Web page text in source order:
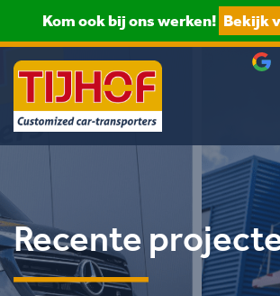
Kom ook bij ons werken! Bekijk
Recente